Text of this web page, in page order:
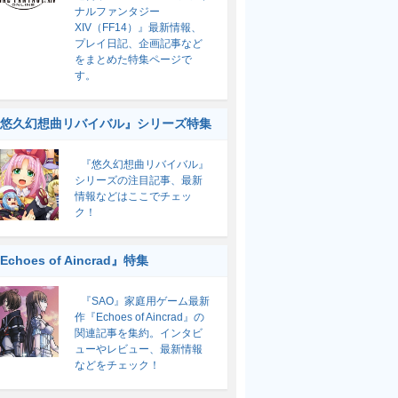
ナルファンタジー
XIV（FF14）』最新情報、
プレイ日記、企画記事など
をまとめた特集ページで
す。
久幻想曲リバイバル』シリーズ特集
『悠久幻想曲リバイバル』
シリーズの注目記事、最新
情報などはここでチェッ
ク！
of Aincrad』特集
『SAO』家庭用ゲーム最新
作『Echoes of Aincrad』の
関連記事を集約。インタビ
ューやレビュー、最新情報
などをチェック！